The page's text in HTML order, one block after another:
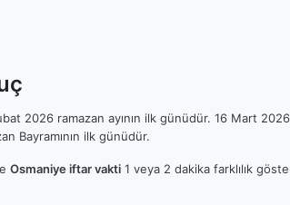
2026 ramazan ayının ilk günüdür. 16 Mart
Bayramının ilk günüdür.
Osmaniye iftar vakti 1 veya 2 dakika farklılık